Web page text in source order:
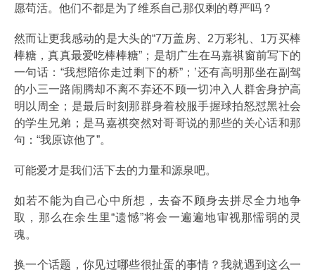
愿苟活。他们不都是为了维系自己那仅剩的尊严吗？
然而让更我感动的是大头的“7万盖房、2万彩礼、1万买棒
棒糖，真真最爱吃棒棒糖”；是胡广生在马嘉祺窗前写下的
一句话：“我想陪你走过剩下的桥”；’还有高明那坐在副驾
的小三一路闹腾却不离不弃还不顾一切冲入人群舍身护高
明以周全；是最后时刻那群身着校服手握球拍怒怼黑社会
的学生兄弟；是马嘉祺突然对哥哥说的那些的关心话和那
句：“我原谅他了”。
可能爱才是我们活下去的力量和源泉吧。
如若不能为自己心中所想，去奋不顾身去拼尽全力地争
取，那么在余生里“遗憾”将会一遍遍地审视那懦弱的灵
魂。
换一个话题，你见过哪些很扯蛋的事情？我就遇到这么一